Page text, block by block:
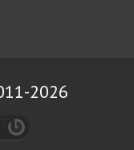
2026